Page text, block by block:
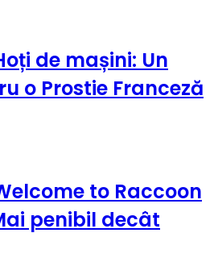
de mașini: Un
o Prostie Franceză
to Raccoon
penibil decât